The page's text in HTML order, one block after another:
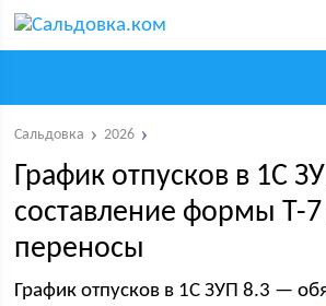
Сальдовка 2026
График отпусков в 1С
составление формы Т-7
переносы
График отпусков в 1С ЗУП 8.3 —